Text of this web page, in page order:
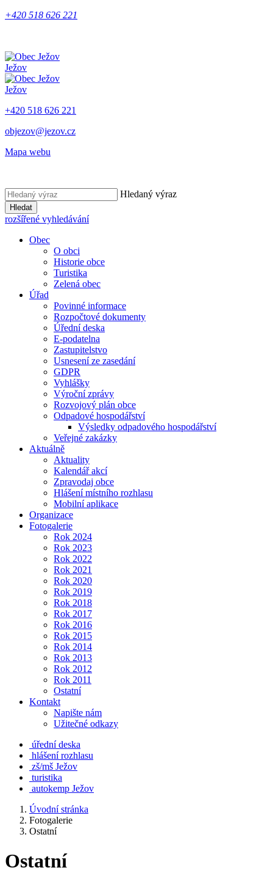
+420 518 626 221
Ježov
Ježov
+420 518 626 221
objezov@jezov.cz
Mapa webu
Hledaný výraz
Hledat
rozšířené vyhledávání
Obec
O obci
Historie obce
Turistika
Zelená obec
Úřad
Povinné informace
Rozpočtové dokumenty
Úřední deska
E-podatelna
Zastupitelstvo
Usnesení ze zasedání
GDPR
Vyhlášky
Výroční zprávy
Rozvojový plán obce
Odpadové hospodářství
Výsledky odpadového hospodářství
Veřejné zakázky
Aktuálně
Aktuality
Kalendář akcí
Zpravodaj obce
Hlášení místního rozhlasu
Mobilní aplikace
Organizace
Fotogalerie
Rok 2024
Rok 2023
Rok 2022
Rok 2021
Rok 2020
Rok 2019
Rok 2018
Rok 2017
Rok 2016
Rok 2015
Rok 2014
Rok 2013
Rok 2012
Rok 2011
Ostatní
Kontakt
Napište nám
Užitečné odkazy
úřední deska
hlášení rozhlasu
zš/mš Ježov
turistika
autokemp Ježov
Úvodní stránka
Fotogalerie
Ostatní
Ostatní